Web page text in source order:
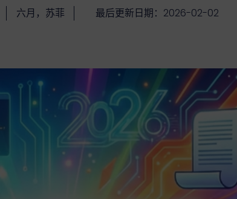
六月，苏菲 最后更新日期：2026-02-02